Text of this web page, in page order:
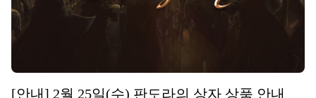
[안내] 2월 25일(수) 판도라의 상자 상품 안내